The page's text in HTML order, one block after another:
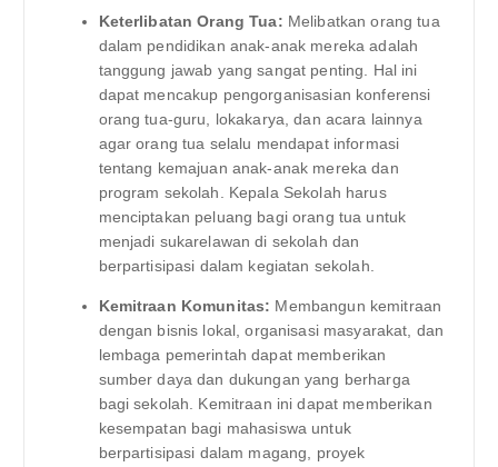
Keterlibatan Orang Tua: Melibatkan orang tua
dalam pendidikan anak-anak mereka adalah
tanggung jawab yang sangat penting. Hal ini
dapat mencakup pengorganisasian konferensi
orang tua-guru, lokakarya, dan acara lainnya
agar orang tua selalu mendapat informasi
tentang kemajuan anak-anak mereka dan
program sekolah. Kepala Sekolah harus
menciptakan peluang bagi orang tua untuk
menjadi sukarelawan di sekolah dan
berpartisipasi dalam kegiatan sekolah.
Kemitraan Komunitas: Membangun kemitraan
dengan bisnis lokal, organisasi masyarakat, dan
lembaga pemerintah dapat memberikan
sumber daya dan dukungan yang berharga
bagi sekolah. Kemitraan ini dapat memberikan
kesempatan bagi mahasiswa untuk
berpartisipasi dalam magang, proyek